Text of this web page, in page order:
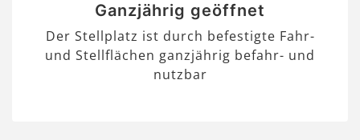
Ganzjährig geöffnet
Der Stellplatz ist durch befestigte Fahr-
und Stellflächen ganzjährig befahr- und
nutzbar